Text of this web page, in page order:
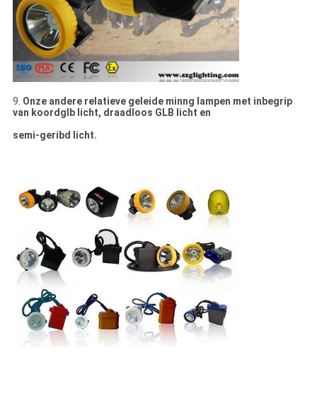
9. Onze andere relatieve geleide minng lampen met inbegrip
van koordglb licht, draadloos GLB licht en
semi-geribd licht.